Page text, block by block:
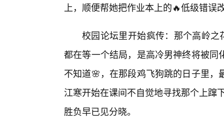
上，顺便帮她把作业本上的🔥低级错误
校园论坛里开始疯传：那个高岭之
都在等一个结局，是高冷男神终将被
不知道🌸，在那段鸡飞狗跳的日子里
江寒开始在课间不自觉地寻找那个上蹿
胜负早已见分晓。